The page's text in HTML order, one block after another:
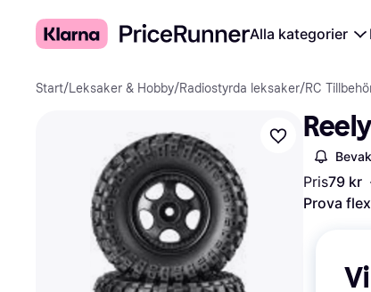
Alla kategorier
Start/Leksaker & Hobby/Radiostyrda leksaker/RC
Pris79 kr ·
Prova